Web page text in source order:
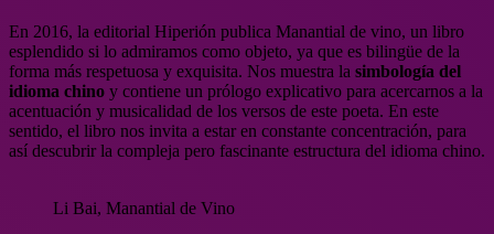
En 2016, la editorial Hiperión publica Manantial de vino, un libro
esplendido si lo admiramos como objeto, ya que es bilingüe de la
forma más respetuosa y exquisita. Nos muestra la simbología del
idioma chino y contiene un prólogo explicativo para acercarnos a la
acentuación y musicalidad de los versos de este poeta. En este
sentido, el libro nos invita a estar en constante concentración, para
así descubrir la compleja pero fascinante estructura del idioma chino.
Li Bai, Manantial de Vino